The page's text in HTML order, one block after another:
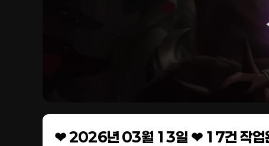
❤ 2026년 03월 13일 ❤ 17건 작업